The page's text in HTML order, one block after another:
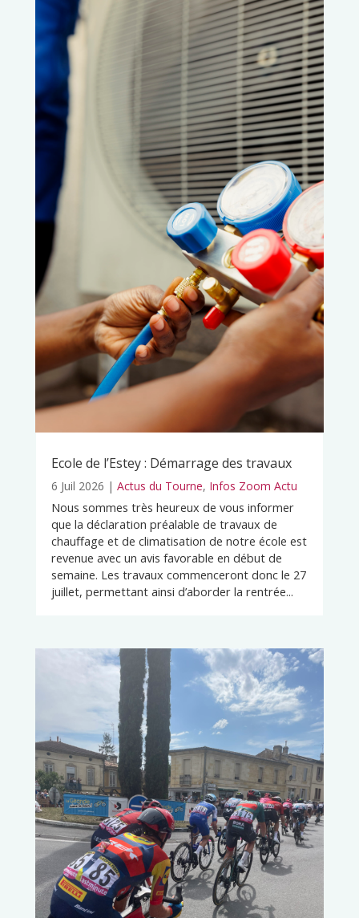
Ecole de l’Estey : Démarrage des travaux
6 Juil 2026 | Actus du Tourne, Infos Zoom Actu
Nous sommes très heureux de vous informer
que la déclaration préalable de travaux de
chauffage et de climatisation de notre école est
revenue avec un avis favorable en début de
semaine. Les travaux commenceront donc le 27
juillet, permettant ainsi d’aborder la rentrée...